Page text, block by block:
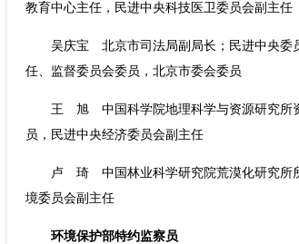
教育中心主任，民进中央科技医卫委员会副主任
吴庆宝 北京市司法局副局长；民进中央委
任、监督委员会委员，北京市委会委员
王 旭 中国科学院地理科学与资源研究所资
员，民进中央经济委员会副主任
卢 琦 中国林业科学研究院荒漠化研究所所
境委员会副主任
环境保护部特约监察员